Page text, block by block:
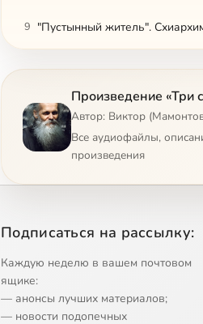
9 "Пустынный житель".
"Пустынный житель".
12 "Отец Пустыни". Архимандрит
15 "Сердце пустыни".
16 "Сердце пустыни".
17 "Сердце пустыни".
Произведение «Три
Автор: Виктор
Все аудиофайлы,
произведения
Подписаться на рассылку:
Каждую неделю в вашем почтовом
ящике:
— анонсы лучших материалов;
— новости подопечных